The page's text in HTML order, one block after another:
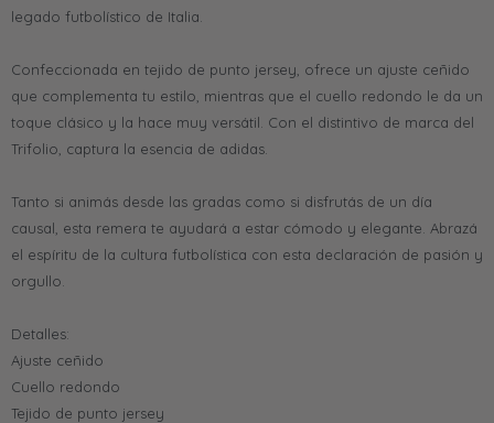
legado futbolístico de Italia.
Confeccionada en tejido de punto jersey, ofrece un ajuste ceñido
que complementa tu estilo, mientras que el cuello redondo le da un
toque clásico y la hace muy versátil. Con el distintivo de marca del
Trifolio, captura la esencia de adidas.
Tanto si animás desde las gradas como si disfrutás de un día
causal, esta remera te ayudará a estar cómodo y elegante. Abrazá
el espíritu de la cultura futbolística con esta declaración de pasión y
orgullo.
Detalles:
Ajuste ceñido
Cuello redondo
Tejido de punto jersey